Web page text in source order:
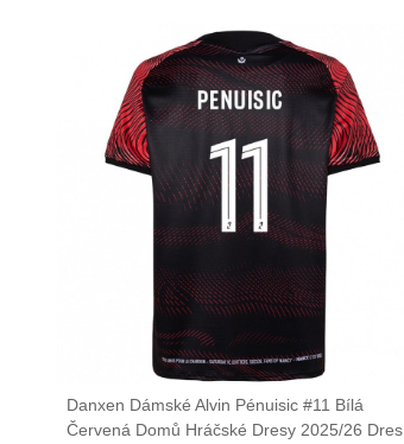
Danxen Dámské Alvin Pénuisic #11 Bílá
Červená Domů Hráčské Dresy 2025/26 Dres